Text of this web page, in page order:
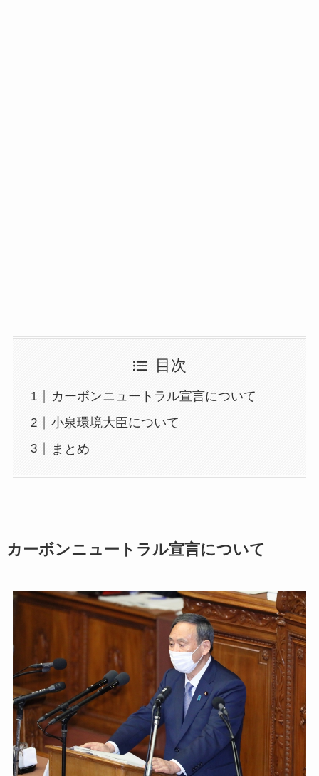
目次
カーボンニュートラル宣言について
小泉環境大臣について
まとめ
カーボンニュートラル宣言について